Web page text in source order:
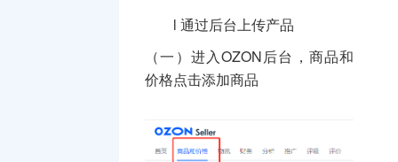
l 通过后台上传产品
（一）进入OZON后台，商品和
价格点击添加商品